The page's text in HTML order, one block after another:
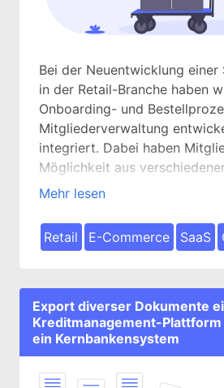
Bei der Neuentwicklung einer
in der Retail-Branche haben
Onboarding- und
Mitgliederverwaltung
integriert. Dabei haben
Möglichkeit aus
Modellen und
wie die Rechnungsanschrift
Zahlungsmethode anpassen,
Mehr lesen
Retail E-Commerce SaaS
Export diverser Dokumente
Kreditmanagement-
ein Kernbankensystem